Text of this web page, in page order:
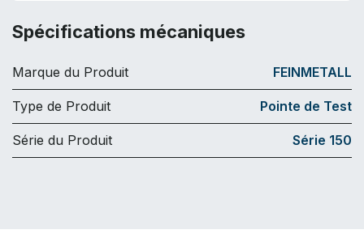
Spécifications mécaniques
Marque du Produit FEINMETALL
Type de Produit Pointe de Test
Série du Produit Série 150